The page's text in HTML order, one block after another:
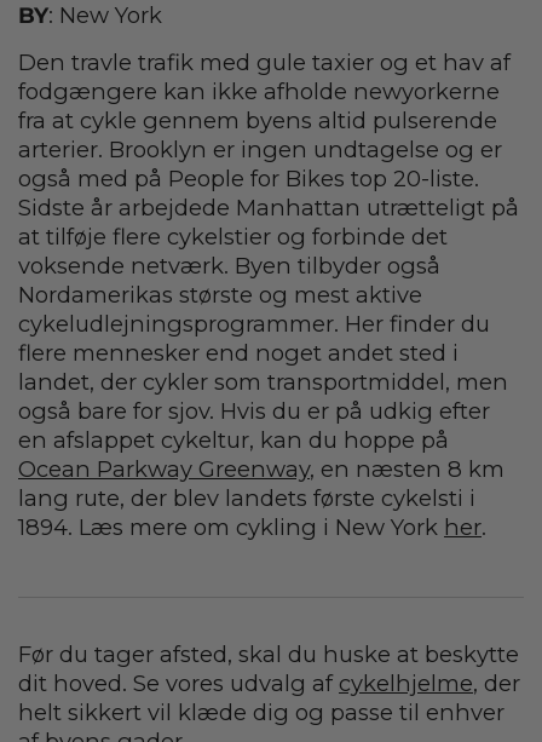
BY: New York
Den travle trafik med gule taxier og et hav af
fodgængere kan ikke afholde newyorkerne
fra at cykle gennem byens altid pulserende
arterier. Brooklyn er ingen undtagelse og er
også med på People for Bikes top 20-liste.
Sidste år arbejdede Manhattan utrætteligt på
at tilføje flere cykelstier og forbinde det
voksende netværk. Byen tilbyder også
Nordamerikas største og mest aktive
cykeludlejningsprogrammer. Her finder du
flere mennesker end noget andet sted i
landet, der cykler som transportmiddel, men
også bare for sjov. Hvis du er på udkig efter
en afslappet cykeltur, kan du hoppe på
Ocean Parkway Greenway, en næsten 8 km
lang rute, der blev landets første cykelsti i
1894. Læs mere om cykling i New York her.
Før du tager afsted, skal du huske at beskytte
dit hoved. Se vores udvalg af cykelhjelme, der
helt sikkert vil klæde dig og passe til enhver